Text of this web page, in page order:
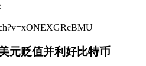
元贬值并利好比特币